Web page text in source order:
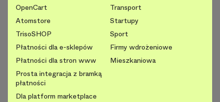
OpenCart
Atomstore
TrisoSHOP
Płatności dla e-sklepów
Płatności dla stron www
Prosta integracja z bramką
płatności
Dla platform marketplace
Transport
Startupy
Sport
Firmy wdrożeniowe
Mieszkaniowa